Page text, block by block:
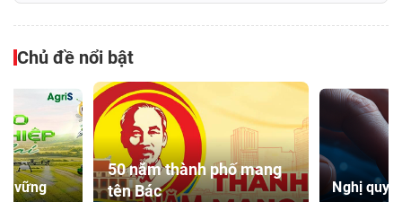
Chủ đề nổi bật
vững
50 năm thành phố mang
tên Bác
Nghị